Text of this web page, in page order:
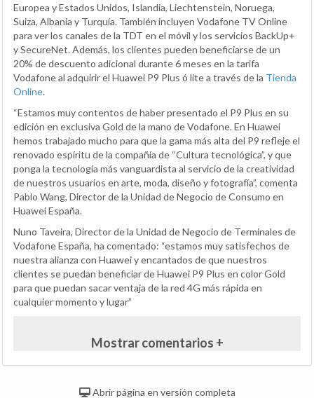
Europea y Estados Unidos, Islandia, Liechtenstein, Noruega,
Suiza, Albania y Turquía. También incluyen Vodafone TV Online
para ver los canales de la TDT en el móvil y los servicios BackUp+
y SecureNet. Además, los clientes pueden beneficiarse de un
20% de descuento adicional durante 6 meses en la tarifa
Vodafone al adquirir el Huawei P9 Plus ó lite a través de la Tienda
Online.
“Estamos muy contentos de haber presentado el P9 Plus en su
edición en exclusiva Gold de la mano de Vodafone. En Huawei
hemos trabajado mucho para que la gama más alta del P9 refleje el
renovado espíritu de la compañía de “Cultura tecnológica”, y que
ponga la tecnología más vanguardista al servicio de la creatividad
de nuestros usuarios en arte, moda, diseño y fotografía”, comenta
Pablo Wang, Director de la Unidad de Negocio de Consumo en
Huawei España.
Nuno Taveira, Director de la Unidad de Negocio de Terminales de
Vodafone España, ha comentado: “estamos muy satisfechos de
nuestra alianza con Huawei y encantados de que nuestros
clientes se puedan beneficiar de Huawei P9 Plus en color Gold
para que puedan sacar ventaja de la red 4G más rápida en
cualquier momento y lugar”
Mostrar comentarios +
Abrir página en versión completa